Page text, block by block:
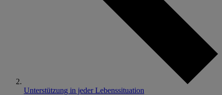
Unterstützung in jeder Lebenssituation